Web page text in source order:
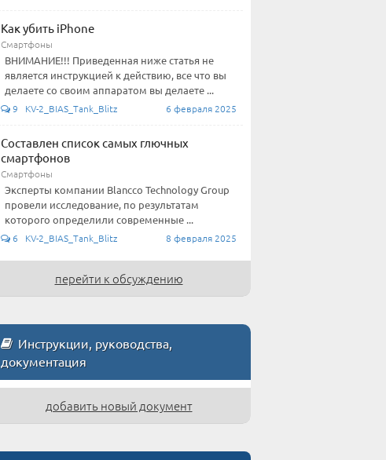
Как убить iPhone
Смартфоны
ВНИМАНИЕ!!! Приведенная ниже статья не
является инструкцией к действию, все что вы
делаете со своим аппаратом вы делаете ...
9 KV-2_BIAS_Tank_Blitz 6 февраля 2025
Составлен список самых глючных
смартфонов
Смартфоны
Эксперты компании Blancco Technology Group
провели исследование, по результатам
которого определили современные ...
6 KV-2_BIAS_Tank_Blitz 8 февраля 2025
перейти к обсуждению
Инструкции, руководства,
документация
добавить новый документ